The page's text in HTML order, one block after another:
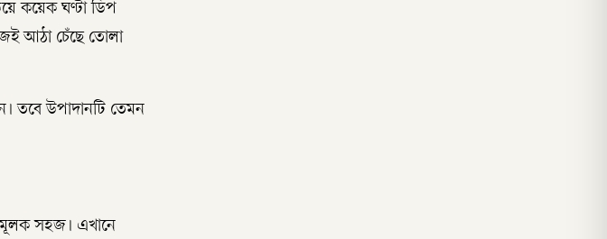
কয়েক ঘণ্টা ডিপ
আঠা চেঁছে তোলা
তবে উপাদানটি তেমন
সহজ। এখানে